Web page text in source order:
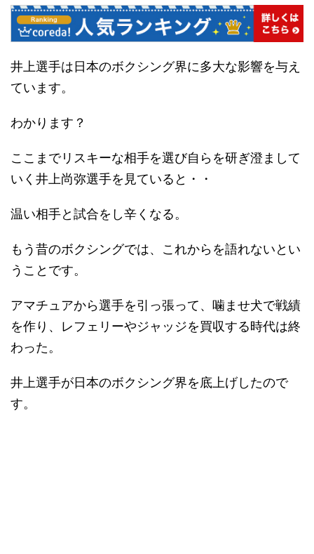
井上選手は日本のボクシング界に多大な影響を与え
ています。
わかります？
ここまでリスキーな相手を選び自らを研ぎ澄まして
いく井上尚弥選手を見ていると・・
温い相手と試合をし辛くなる。
もう昔のボクシングでは、これからを語れないとい
うことです。
アマチュアから選手を引っ張って、噛ませ犬で戦績
を作り、レフェリーやジャッジを買収する時代は終
わった。
井上選手が日本のボクシング界を底上げしたので
す。